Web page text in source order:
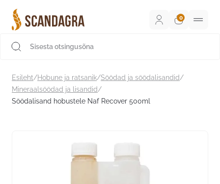
sisu
juurde
Esileht/Hobune ja ratsanik/Söödad ja söödalisandid/
Mineraalsöödad ja lisandid/
Söödalisand hobustele Naf Recover 500ml